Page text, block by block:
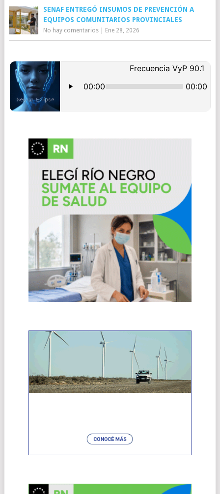
SENAF ENTREGÓ INSUMOS DE PREVENCIÓN A
EQUIPOS COMUNITARIOS PROVINCIALES
No hay comentarios| Ene 28, 2026